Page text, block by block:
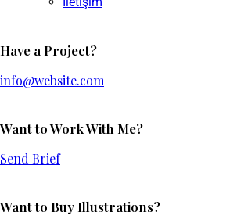
Have a Project?
info@website.com
Want to Work With Me?
Send Brief
Want to Buy Illustrations?